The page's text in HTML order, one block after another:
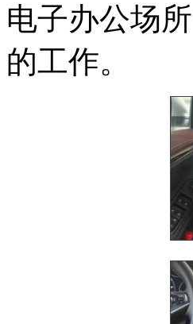
电子办公场
的工作。